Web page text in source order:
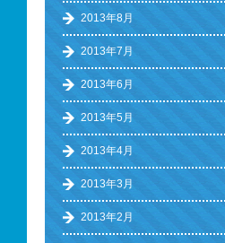
2013年8月
2013年7月
2013年6月
2013年5月
2013年4月
2013年3月
2013年2月